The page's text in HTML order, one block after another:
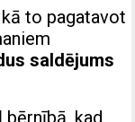
to pagatavot
saldējums